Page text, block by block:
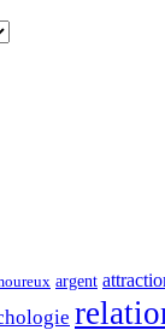
argent